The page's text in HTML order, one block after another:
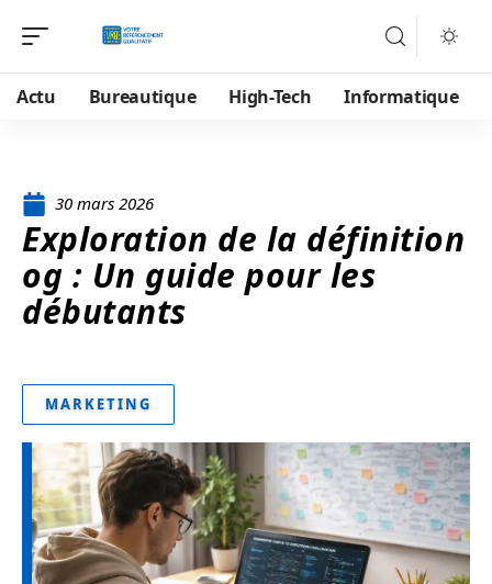
Actu Bureautique High-Tech Informatique
30 mars 2026
Exploration de la définition
og : Un guide pour les
débutants
MARKETING